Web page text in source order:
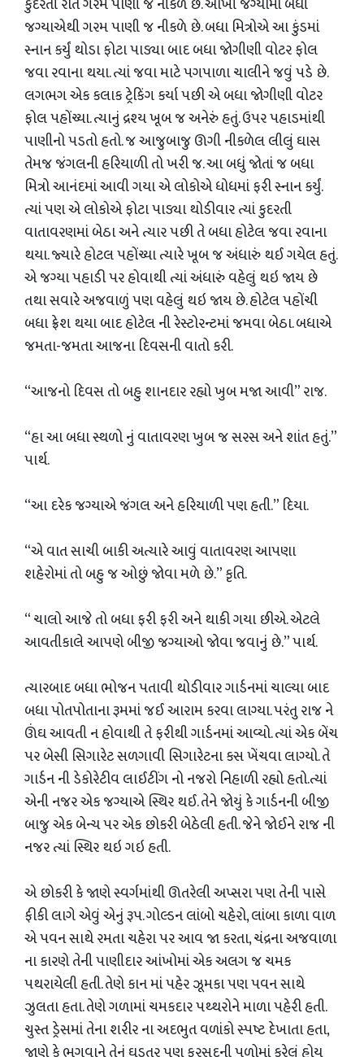
કુદરતી રીતે ગરમ પાણી જ નીકળે છે. આખી જગ્યામાં બધી
જગ્યાએથી ગરમ પાણી જ નીકળે છે. બધા મિત્રોએ આ કુંડમાં
સ્નાન કર્યું થોડા ફોટા પાડ્યા બાદ બધા જોગીણી વોટર ફોલ
જવા રવાના થયા. ત્યાં જવા માટે પગપાળા ચાલીને જવું પડે છે.
લગભગ એક કલાક ટ્રેકિંગ કર્યા પછી એ બધા જોગીણી વોટર
ફોલ પહોંચ્યા. ત્યાનું દ્રશ્ય ખૂબ જ અનેરું હતું. ઉપર પહાડમાંથી
પાણીનો પડતો હતો. જ આજુબાજુ ઊગી નીકળેલ લીલું ઘાસ
તેમજ જંગલની હરિયાળી તો ખરી જ. આ બધું જોતાં જ બધા
મિત્રો આનંદમાં આવી ગયા એ લોકોએ ધોધમાં ફરી સ્નાન કર્યું.
ત્યાં પણ એ લોકોએ ફોટા પાડ્યા થોડીવાર ત્યાં કુદરતી
વાતાવરણમાં બેઠા અને ત્યાર પછી તે બધા હોટેલ જવા રવાના
થયા. જ્યારે હોટલ પહોંચ્યા ત્યારે ખૂબ જ અંધારું થઈ ગયેલ હતું.
એ જગ્યા પહાડી પર હોવાથી ત્યાં અંધારું વહેલું થઇ જાય છે
તથા સવારે અજવાળું પણ વહેલું થઇ જાય છે. હોટેલ પહોંચી
બધા ફ્રેશ થયા બાદ હોટેલ ની રેસ્ટોરન્ટમાં જમવા બેઠા. બધાએ
જમતા-જમતા આજના દિવસની વાતો કરી.
“આજનો દિવસ તો બહુ શાનદાર રહ્યો ખુબ મજા આવી” રાજ.
“હા આ બધા સ્થળો નું વાતાવરણ ખુબ જ સરસ અને શાંત હતું.”
પાર્થ.
“આ દરેક જગ્યાએ જંગલ અને હરિયાળી પણ હતી.” દિયા.
“એ વાત સાચી બાકી અત્યારે આવું વાતાવરણ આપણા
શહેરોમાં તો બહુ જ ઓછું જોવા મળે છે.” કૃતિ.
“ ચાલો આજે તો બધા ફરી ફરી અને થાકી ગયા છીએ. એટલે
આવતીકાલે આપણે બીજી જગ્યાઓ જોવા જવાનું છે.” પાર્થ.
ત્યારબાદ બધા ભોજન પતાવી થોડીવાર ગાર્ડનમાં ચાલ્યા બાદ
બધા પોતપોતાના રૂમમાં જઈ આરામ કરવા લાગ્યા. પરંતુ રાજ ને
ઊંઘ આવતી ન હોવાથી તે ફરીથી ગાર્ડનમાં આવ્યો. ત્યાં એક બેંચ
પર બેસી સિગારેટ સળગાવી સિગારેટના કસ ખેંચવા લાગ્યો. તે
ગાર્ડન ની ડેકોરેટીવ લાઈટીંગ નો નજરો નિહાળી રહ્યો હતો.ત્યાં
એની નજર એક જગ્યાએ સ્થિર થઈ. તેને જોયું કે ગાર્ડનની બીજી
બાજુ એક બેન્ચ પર એક છોકરી બેઠેલી હતી. જેને જોઈને રાજ ની
નજર ત્યાં સ્થિર થઇ ગઇ હતી.
એ છોકરી કે જાણે સ્વર્ગમાંથી ઊતરેલી અપ્સરા પણ તેની પાસે
ફીકી લાગે એવું એનું રૂપ. ગોલ્ડન લાંબો ચહેરો, લાંબા કાળા વાળ
એ પવન સાથે રમતા ચહેરા પર આવ જા કરતા, ચંદ્રના અજવાળા
ના કારણે તેની પાણીદાર આંખોમાં એક અલગ જ ચમક
પથરાયેલી હતી. તેણે કાન માં પહેર ઝૂમકા પણ પવન સાથે
ઝુલતા હતા. તેણે ગળામાં ચમકદાર પથ્થરોને માળા પહેરી હતી.
ચુસ્ત ડ્રેસમાં તેના શરીર ના અદભુત વળાંકો સ્પષ્ટ દેખાતા હતા,